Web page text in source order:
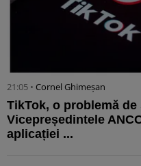
21:05 • Cornel Ghimeșan
TikTok, o problemă
Vicepreședintele
aplicației ...